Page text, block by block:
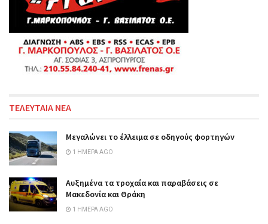
ΤΕΛΕΥΤΑΙΑ ΝΕΑ
Μεγαλώνει το έλλειμα σε οδηγούς φορτηγών
1 ΗΜΈΡΑ AGO
Αυξημένα τα τροχαία και παραβάσεις σε
Μακεδονία και Θράκη
1 ΗΜΈΡΑ AGO